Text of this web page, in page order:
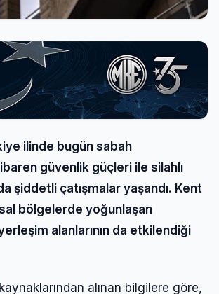
ilinde bugün sabah
güvenlik güçleri ile silahlı
şiddetli çatışmalar yaşandı. Kent
bölgelerde yoğunlaşan
alanlarının da etkilendiği
alınan bilgilere göre,